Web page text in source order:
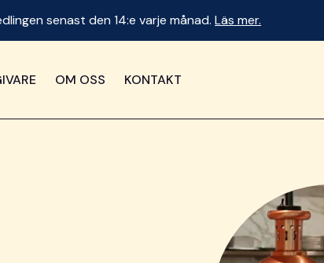
senast den 14:e varje månad.Läs mer.
OM OSS KONTAKT